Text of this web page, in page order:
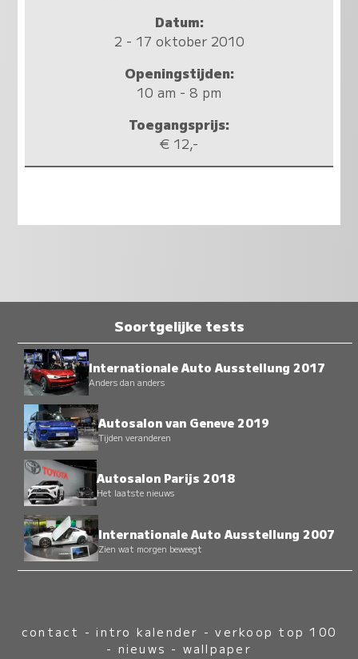
Datum:
2 - 17 oktober 2010
Openingstijden:
10 am - 8 pm
Toegangsprijs:
€ 12,-
Soortgelijke tests
Internationale Auto Ausstellung 2017
Anders dan anders
Autosalon van Geneve 2019
Tijden veranderen
Autosalon Parijs 2018
Het laatste nieuws
Internationale Auto Ausstellung 2007
Zien wat morgen beweegt
contact -intro kalender -verkoop top 100
- nieuws - wallpaper